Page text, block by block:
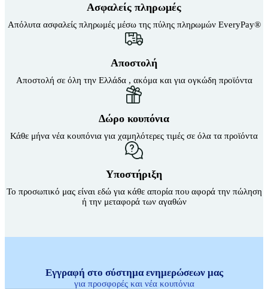
Ασφαλείς πληρωμές
Απόλυτα ασφαλείς πληρωμές μέσω της πύλης πληρωμών EveryPay®
Αποστολή
Αποστολή σε όλη την Ελλάδα , ακόμα και για ογκώδη προϊόντα
Δώρο κουπόνια
Κάθε μήνα νέα κουπόνια για χαμηλότερες τιμές σε όλα τα προϊόντα
Υποστήριξη
Το προσωπικό μας είναι εδώ για κάθε απορία που αφορά την πώληση
ή την μεταφορά των αγαθών
Εγγραφή στο σύστημα ενημερώσεων μας
για προσφορές και νέα κουπόνια